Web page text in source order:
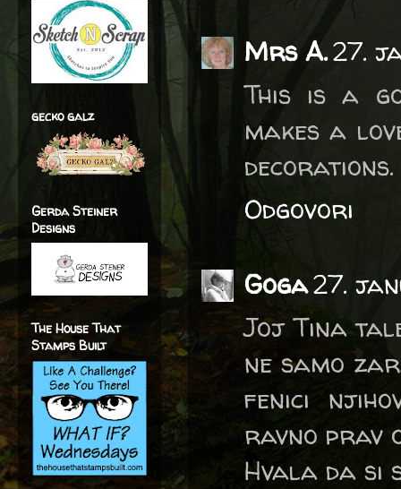
Mrs A.27.
This is a
makes a
Odgovori
Goga27.
Joj Tina
ne samo
fenici
ravno prav
Hvala da si
gecko galz
Gerda Steiner
Designs
The House That
Stamps Built